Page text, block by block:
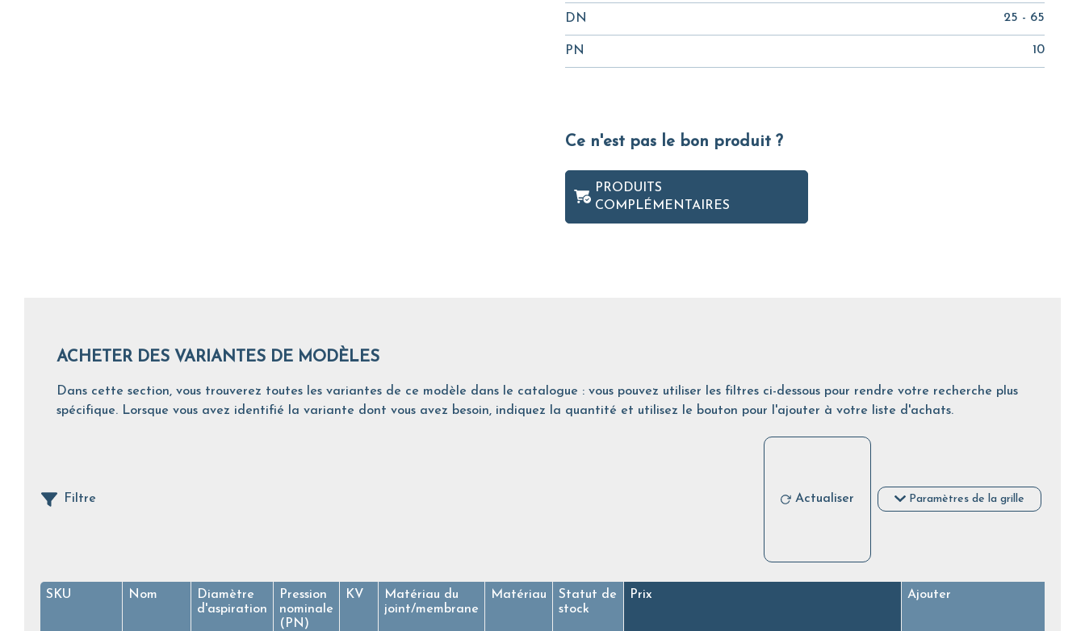
DN 25 - 65
PN 10
Ce n'est pas le bon produit ?
PRODUITS
COMPLÉMENTAIRES
ACHETER DES VARIANTES DE MODÈLES
Dans cette section, vous trouverez toutes les variantes de ce modèle dans le catalogue : vous pouvez utiliser les filtres ci-dessous pour rendre votre recherche plus
spécifique. Lorsque vous avez identifié la variante dont vous avez besoin, indiquez la quantité et utilisez le bouton pour l'ajouter à votre liste d'achats.
Filtre Actualiser Paramètres de la grille
SKU Nom
Diamètre
d'aspiration
Pression
nominale
(PN)
KV
Matériau du
joint/membrane
Matériau
Statut de
stock
Prix Ajouter